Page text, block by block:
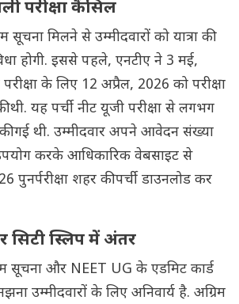
परीक्षा कैंसिल
सूचना मिलने से उम्मीदवारों को यात्रा की
होगी. इससे पहले, एनटीए ने 3 मई,
के लिए 12 अप्रैल, 2026 को परीक्षा
थी. यह पर्ची नीट यूजी परीक्षा से लगभग
गई थी. उम्मीदवार अपने आवेदन संख्या
करके आधिकारिक वेबसाइट से
पुनर्परीक्षा शहर की पर्ची डाउनलोड कर
सिटी स्लिप में अंतर
सूचना और NEET UG के एडमिट कार्ड
उम्मीदवारों के लिए अनिवार्य है. अग्रिम